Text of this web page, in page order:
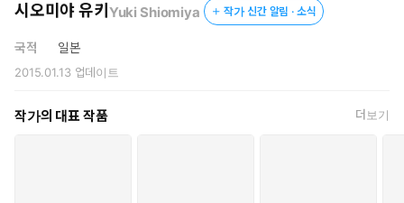
시오미야 유키 Yuki Shiomiya 작가 신간 알림 · 소식
국적 일본
2015.01.13업데이트
작가의 대표 작품 더보기